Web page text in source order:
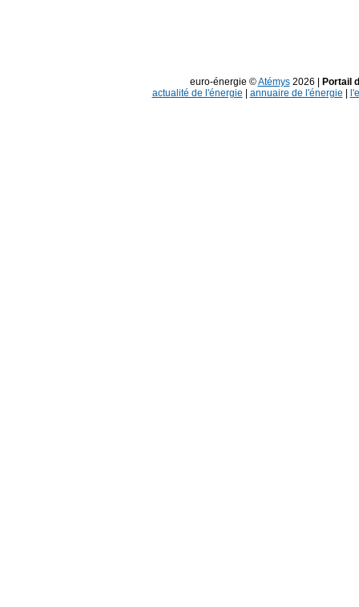
euro-énergie ©Atémys2026 |
Portail
actualité de l'énergie
annuaire de l'énergie